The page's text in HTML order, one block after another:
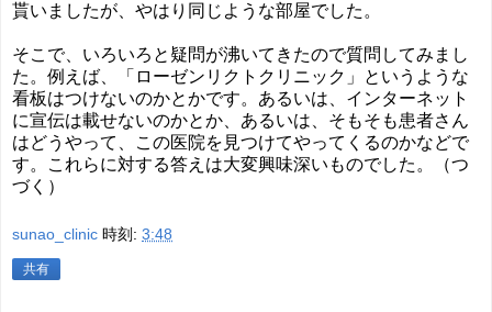
貰いましたが、やはり同じような部屋でした。
そこで、いろいろと疑問が沸いてきたので質問してみまし
た。例えば、「ローゼンリクトクリニック」というような
看板はつけないのかとかです。あるいは、インターネット
に宣伝は載せないのかとか、あるいは、そもそも患者さん
はどうやって、この医院を見つけてやってくるのかなどで
す。これらに対する答えは大変興味深いものでした。（つ
づく）
sunao_clinic 時刻: 3:48
共有